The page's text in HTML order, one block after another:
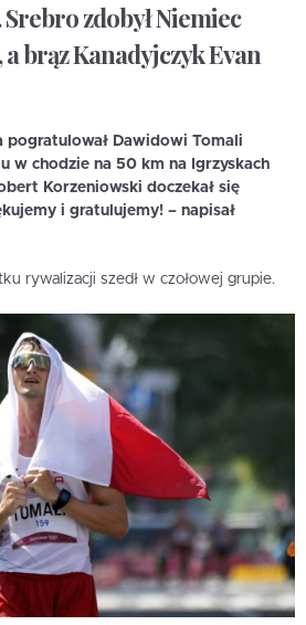
Srebro zdobył Niemiec
brąz Kanadyjczyk Evan
pogratulował Dawidowi Tomali
w chodzie na 50 km na Igrzyskach
Korzeniowski doczekał się
i gratulujemy! – napisał
rywalizacji szedł w czołowej grupie.